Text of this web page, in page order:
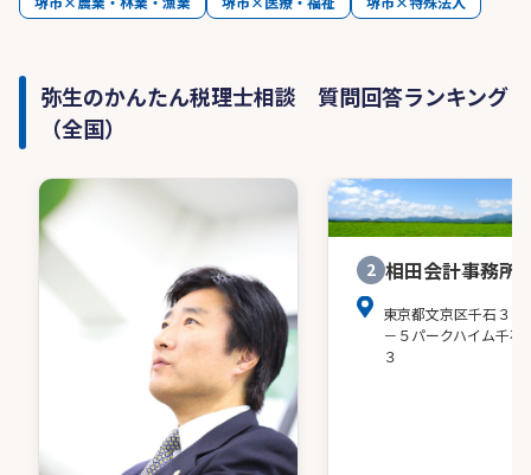
Ｍ&Ａ」「人事労務」を柱に、専門分野に特化し
め細やかなサービスを提供しております。
当会計事務所は、各種専門分野を有機的に結び付
け、トータルで会社経営をサポートし、経営者の
皆様そして企業様のご発展に尽力して参ります。
05
ユーマスネットワークによる
ワンストップサービス
弥生のかんたん税理士相談 質問回答ランキング
（全国）
2 相田会計事務所
東京都文京区千石３－
－５パークハイム千石
３